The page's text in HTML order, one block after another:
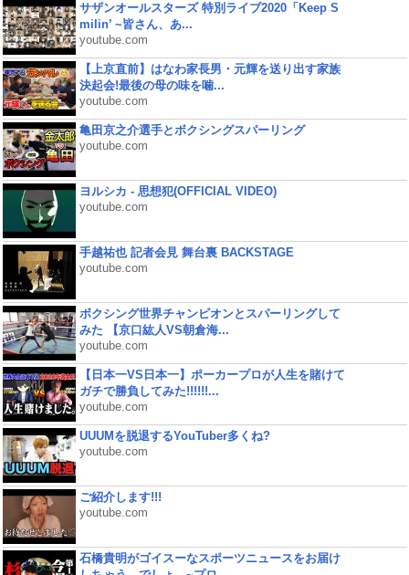
サザンオールスターズ 特別ライブ2020「Keep S
milin’ ~皆さん、あ...
youtube.com
【上京直前】はなわ家長男・元輝を送り出す家族
決起会!最後の母の味を噛...
youtube.com
亀田京之介選手とボクシングスパーリング
youtube.com
ヨルシカ - 思想犯(OFFICIAL VIDEO)
youtube.com
手越祐也 記者会見 舞台裏 BACKSTAGE
youtube.com
ボクシング世界チャンピオンとスパーリングして
みた 【京口紘人VS朝倉海...
youtube.com
【日本一VS日本一】ポーカープロが人生を賭けて
ガチで勝負してみた!!!!!!...
youtube.com
UUUMを脱退するYouTuber多くね?
youtube.com
ご紹介します!!!
youtube.com
石橋貴明がゴイスーなスポーツニュースをお届け